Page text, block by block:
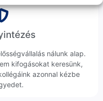
nálunk alap.
kifogásokat keresünk,
azonnal kézbe